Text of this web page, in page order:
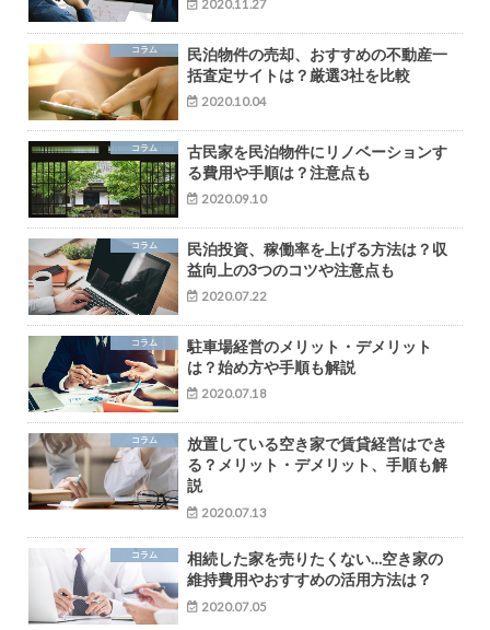
2020.11.27
コラム
民泊物件の売却、おすすめの不動産一
括査定サイトは？厳選3社を比較
2020.10.04
コラム
古民家を民泊物件にリノベーションす
る費用や手順は？注意点も
2020.09.10
コラム
民泊投資、稼働率を上げる方法は？収
益向上の3つのコツや注意点も
2020.07.22
コラム
駐車場経営のメリット・デメリット
は？始め方や手順も解説
2020.07.18
コラム
放置している空き家で賃貸経営はでき
る？メリット・デメリット、手順も解
説
2020.07.13
コラム
相続した家を売りたくない…空き家の
維持費用やおすすめの活用方法は？
2020.07.05